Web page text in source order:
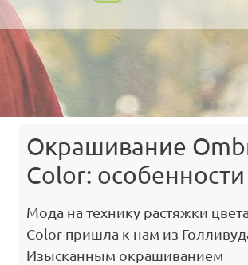
Окрашивание
Color:
Мода на технику растяжки
Color пришла к нам из
Изысканным окрашиванием